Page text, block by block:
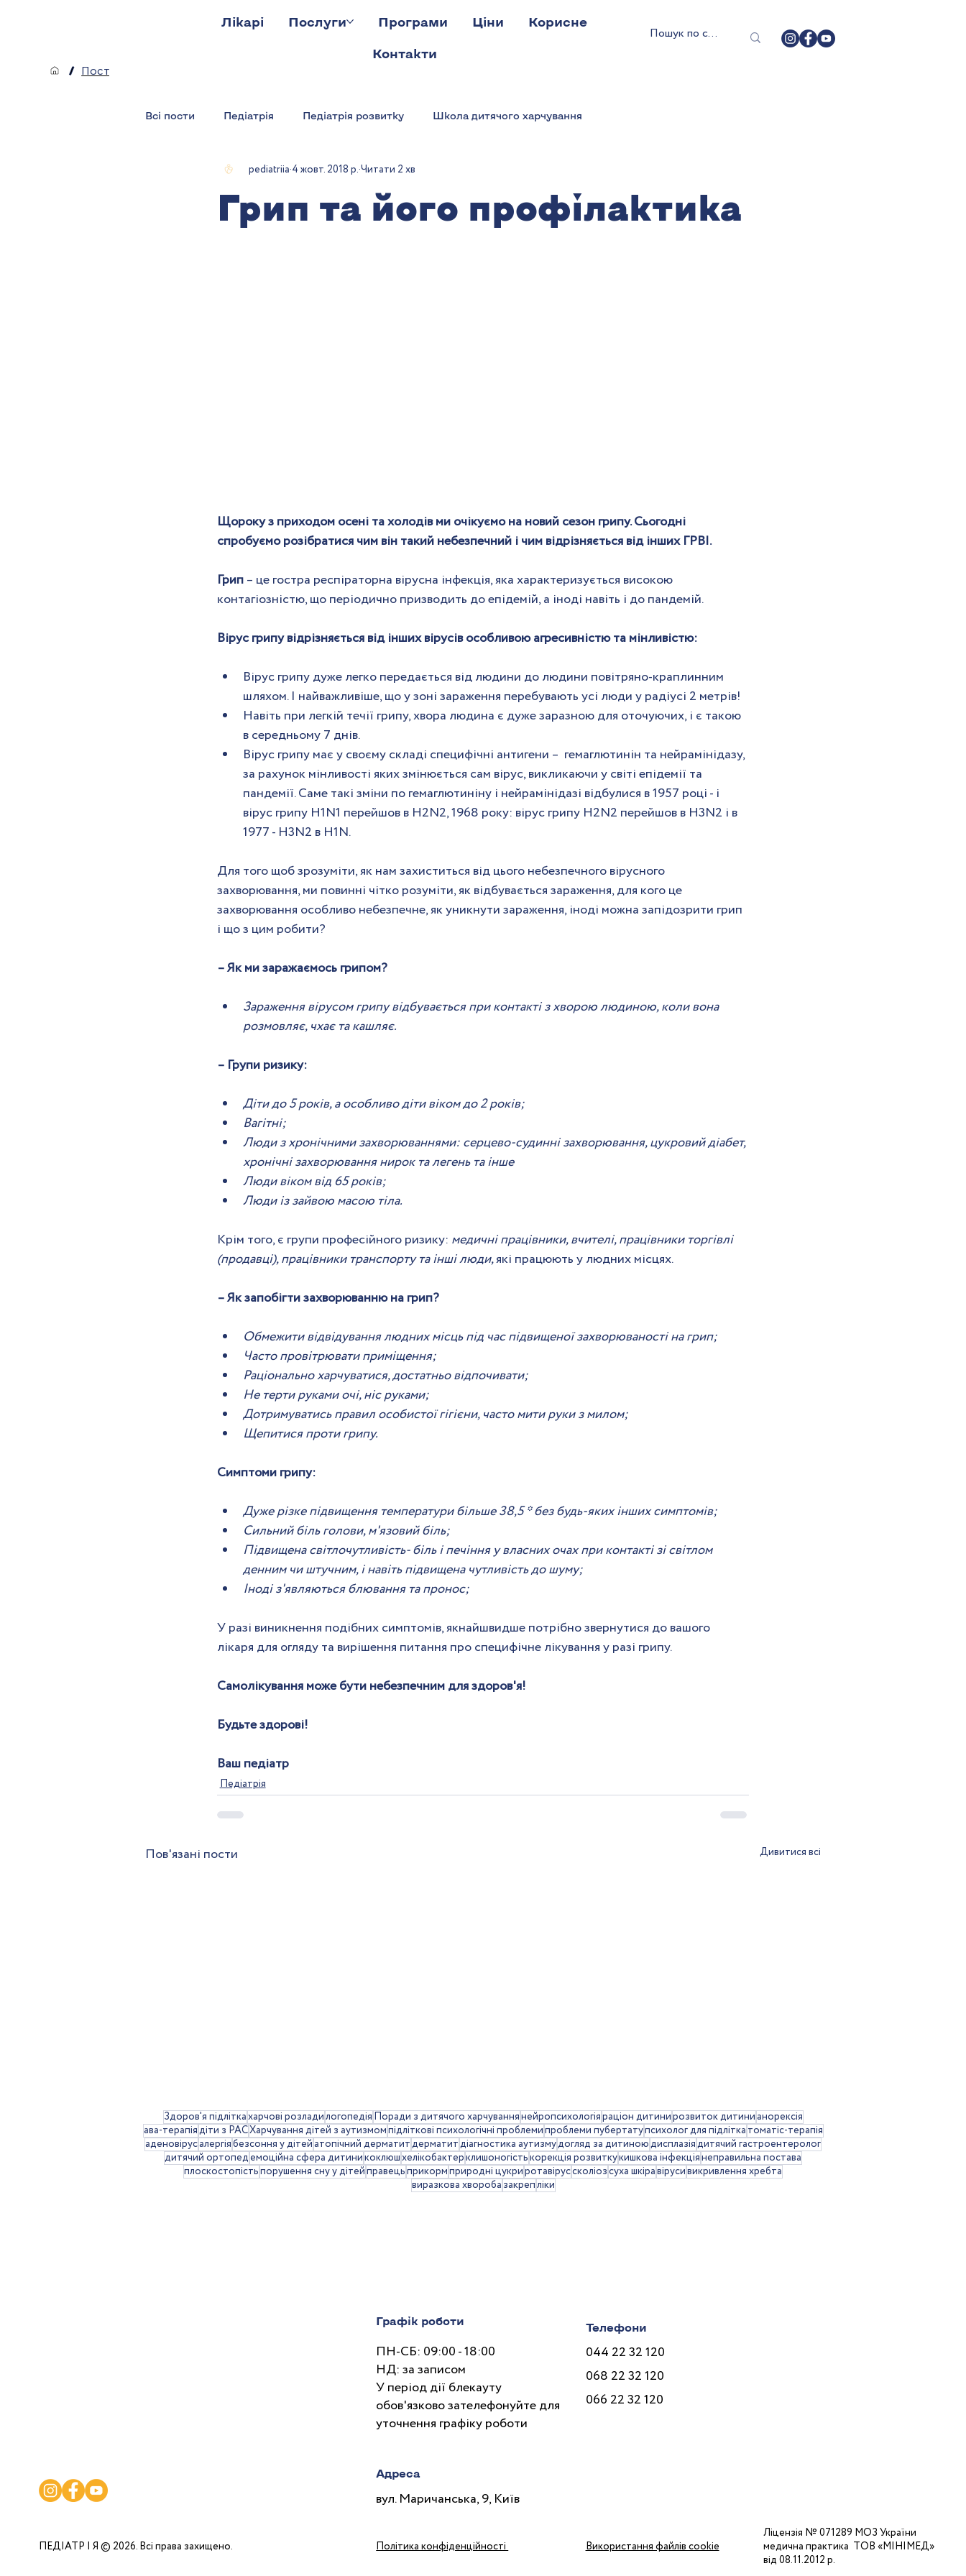
Лікарі Послуги Програми Ціни
Корисне
Контакти
/ Пост
Всі пости Педіатрія Педіатрія розвитку Школа дитячого харчування
Грип та його профілактика
pediatriia 4 жовт. 2018 р. Читати 2 хв
Щороку з приходом осені та холодів ми очікуємо на новий сезон грипу. Сьогодні
спробуємо розібратися чим він такий небезпечний і чим відрізняється від інших ГРВІ.
Грип – це гостра респіраторна вірусна інфекція, яка характеризується високою
контагіозністю, що періодично призводить до епідемій, а іноді навіть і до пандемій.
Вірус грипу відрізняється від інших вірусів особливою агресивністю та мінливістю:
Вірус грипу дуже легко передається від людини до людини повітряно-краплинним
шляхом. І найважливіше, що у зоні зараження перебувають усі люди у радіусі 2 метрів!
Навіть при легкій течії грипу, хвора людина є дуже заразною для оточуючих, і є такою
в середньому 7 днів.
Вірус грипу має у своєму складі специфічні антигени –  гемаглютинін та нейрамінідазу,
за рахунок мінливості яких змінюється сам вірус, викликаючи у світі епідемії та
пандемії. Саме такі зміни по гемаглютиніну і нейрамінідазі відбулися в 1957 році - і
вірус грипу H1N1 перейшов в H2N2, 1968 року: вірус грипу H2N2 перейшов в H3N2 і в
1977 - H3N2 в H1N.
Для того щоб зрозуміти, як нам захиститься від цього небезпечного вірусного
захворювання, ми повинні чітко розуміти, як відбувається зараження, для кого це
захворювання особливо небезпечне, як уникнути зараження, іноді можна запідозрити грип
і що з цим робити?
– Як ми заражаємось грипом?
Зараження вірусом грипу відбувається при контакті з хворою людиною, коли вона
розмовляє, чхає та кашляє.
– Групи ризику:
Діти до 5 років, а особливо діти віком до 2 років;
Вагітні;
Люди з хронічними захворюваннями: серцево-судинні захворювання, цукровий діабет,
хронічні захворювання нирок та легень та інше
Люди віком від 65 років;
Люди із зайвою масою тіла.
Крім того, є групи професійного ризику: медичні працівники, вчителі, працівники торгівлі
(продавці), працівники транспорту та інші люди, які працюють у людних місцях.
– Як запобігти захворюванню на грип?
Обмежити відвідування людних місць під час підвищеної захворюваності на грип;
Часто провітрювати приміщення;
Раціонально харчуватися, достатньо відпочивати;
Не терти руками очі, ніс руками;
Дотримуватись правил особистої гігієни, часто мити руки з милом;
Щепитися проти грипу.
Симптоми грипу:
Дуже різке підвищення температури більше 38,5 * без будь-яких інших симптомів;
Сильний біль голови, м'язовий біль;
Підвищена світлочутливість- біль і печіння у власних очах при контакті зі світлом
денним чи штучним, і навіть підвищена чутливість до шуму;
Іноді з'являються блювання та пронос;
У разі виникнення подібних симптомів, якнайшвидше потрібно звернутися до вашого
лікаря для огляду та вирішення питання про специфічне лікування у разі грипу.
Самолікування може бути небезпечним для здоров'я!
Будьте здорові!
Ваш педіатр
Педіатрія
Пов'язані пости Дивитися всі
Здоров'я підліткахарчові розладилогопедія Поради з дитячого харчуваннянейропсихологіяраціон дитинирозвиток дитинианорексія
ава-терапіядіти з РАСХарчування дітей з аутизмомпідліткові психологічні проблемипроблеми пубертатупсихолог для підлітка томатіс-терапія
аденовірусалергіябезсоння у дітейатопічний дерматитдерматитдіагностика аутизмудогляд за дитиноюдисплазіядитячий гастроентеролог
дитячий ортопедемоційна сфера дитиникоклюшхелікобактерклишоногістькорекція розвиткукишкова інфекціянеправильна постава
плоскостопістьпорушення сну у дітейправецьприкормприродні цукриротавіруссколіозсуха шкіравірусивикривлення хребта
виразкова хвороба закрепліки
ПЕДІАТР І Я © 2026. Всі права захищено.
Графік роботи
ПН-СБ: 09:00 - 18:00
НД: за записом
У період дії блекауту
обов'язково зателефонуйте для
уточнення графіку роботи
Адреса
вул. Маричанська, 9, Київ
Політика конфіденційності
Телефони
044 22 32 120
068 22 32 120
066 22 32 120
Використання файлів cookie
Ліцензія № 071289 МОЗ України
медична практика ТОВ «МІНІМЕД»
від 08.11.2012 р.